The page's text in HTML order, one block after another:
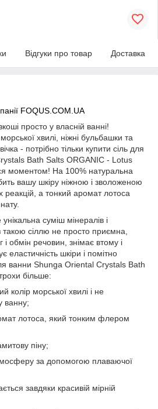
Відгуки про товар Доставка
FOQUS.COM.UA
просто у власній ванні!
хвилі, ніжні бульбашки та
- потрібно тільки купити сіль для
Bath Salts ORGANIC - Lotus
моментом! На 100% натуральна
вашу шкіру ніжною і зволоженою
реакцій, а тонкий аромат лотоса
суміш мінералів і
такою сіллю не просто приємна,
обмін речовин, знімає втому і
еластичність шкіри і помітно
ванни Shunga Oriental Crystals Bath
більше:
колір морської хвилі і не
ванну;
лотоса, який тонким флером
піну;
за допомогою плаваючої
завдяки красивій мірній